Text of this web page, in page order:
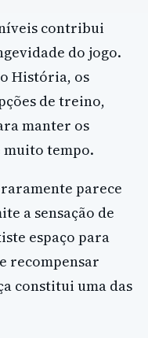
contribui
do jogo.
História, os
de treino,
manter os
muito tempo.
parece
a sensação de
espaço para
recompensar
constitui uma das